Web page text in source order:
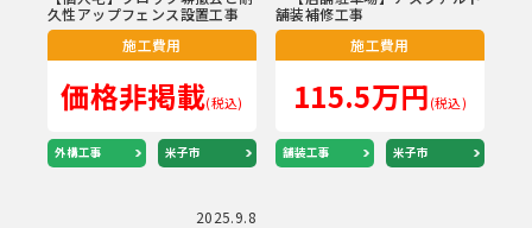
久性アップフェンス設置工事
施工費用
価格非掲載(税込)
外構工事 米子市
舗装補修工事
施工費用
115.5万円(税込)
舗装工事 米子市
2025.9.8